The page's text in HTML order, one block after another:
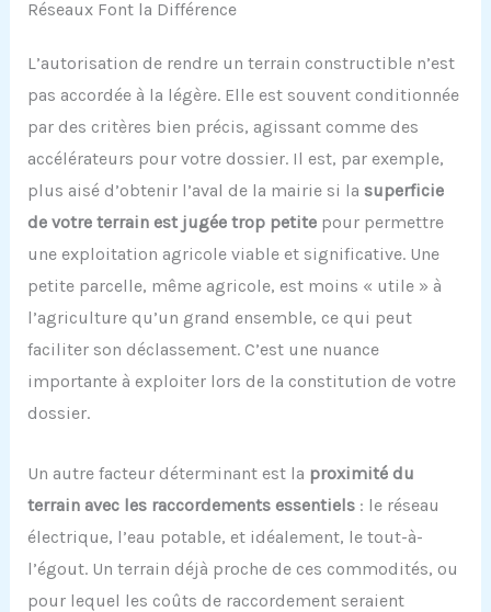
Réseaux Font la Différence
L’autorisation de rendre un terrain constructible n’est
pas accordée à la légère. Elle est souvent conditionnée
par des critères bien précis, agissant comme des
accélérateurs pour votre dossier. Il est, par exemple,
plus aisé d’obtenir l’aval de la mairie si la superficie
de votre terrain est jugée trop petitepour permettre
une exploitation agricole viable et significative. Une
petite parcelle, même agricole, est moins « utile » à
l’agriculture qu’un grand ensemble, ce qui peut
faciliter son déclassement. C’est une nuance
importante à exploiter lors de la constitution de votre
dossier.
Un autre facteur déterminant est la proximité du
terrain avec les raccordements essentiels: le réseau
électrique, l’eau potable, et idéalement, le tout-à-
l’égout. Un terrain déjà proche de ces commodités, ou
pour lequel les coûts de raccordement seraient